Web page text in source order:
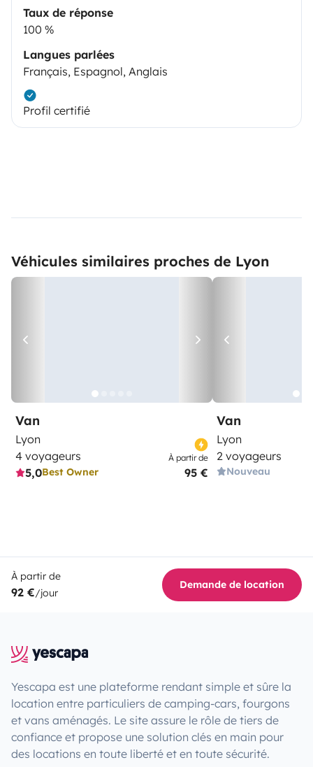
Taux de réponse
100 %
Langues parlées
Français, Espagnol, Anglais
Profil certifié
Véhicules similaires proches de Lyon
Van
Lyon
4 voyageurs
5,0Best Owner
À partir de
95 €
Van
Lyon
2 voyageurs
Nouveau
À partir de
92 €/jour
Demande de location
Yescapa est une plateforme rendant simple et sûre la
location entre particuliers de camping-cars, fourgons
et vans aménagés. Le site assure le rôle de tiers de
confiance et propose une solution clés en main pour
des locations en toute liberté et en toute sécurité.